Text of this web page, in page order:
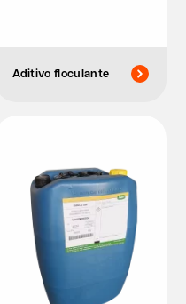
Aditivo floculante